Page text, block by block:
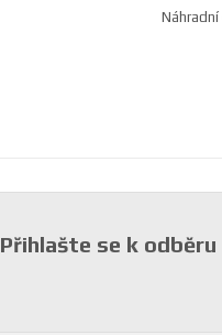
Přihlašte se k odběru